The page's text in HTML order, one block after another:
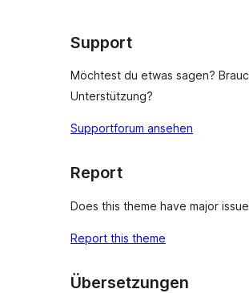
Support
Möchtest du etwas sagen?
Unterstützung?
Supportforum ansehen
Report
Does this theme have major
Report this theme
Übersetzungen